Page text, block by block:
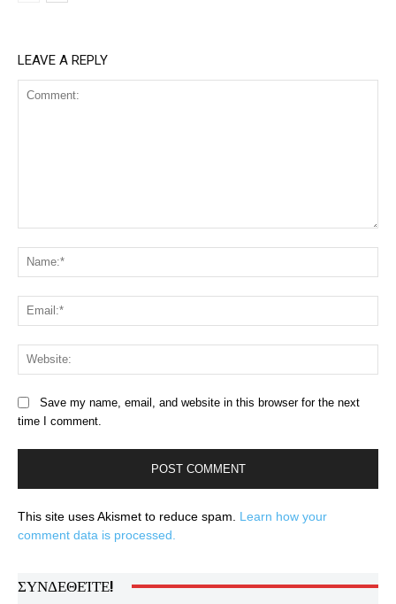
LEAVE A REPLY
Save my name, email, and website in this browser for the next
time I comment.
This site uses Akismet to reduce spam. Learn how your
comment data is processed.
ΣΥΝΔΕΘΕΊΤΕ!